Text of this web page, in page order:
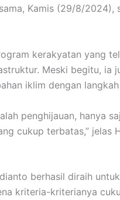
Kamis (29/8/2024),
kerakyatan yang
Meski begitu, ia
iklim dengan
penghijauan, hanya
cukup terbatas,” jelas
berhasil diraih
kriteria-kriterianya